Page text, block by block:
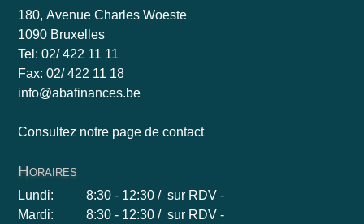
180, Avenue Charles Woeste
1090 Bruxelles
Tel: 02/ 422 11 11
Fax: 02/ 422 11 18
info@abafinances.be
Consultez notre page de contact
Horaires
Lundi:
8:30 - 12:30 / sur RDV -
Mardi:
8:30 - 12:30 / sur RDV -